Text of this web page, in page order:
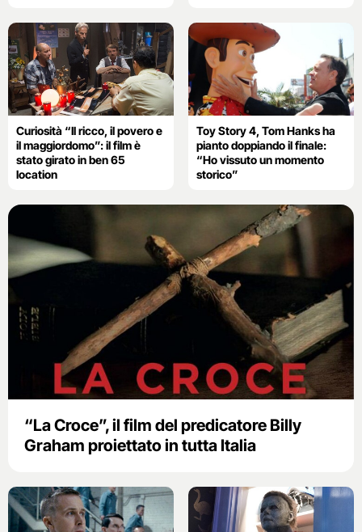
Curiosità “Il ricco, il povero e
il maggiordomo”: il film è
stato girato in ben 65
location
Toy Story 4, Tom Hanks ha
pianto doppiando il finale:
“Ho vissuto un momento
storico”
“La Croce”, il film del predicatore Billy
Graham proiettato in tutta Italia